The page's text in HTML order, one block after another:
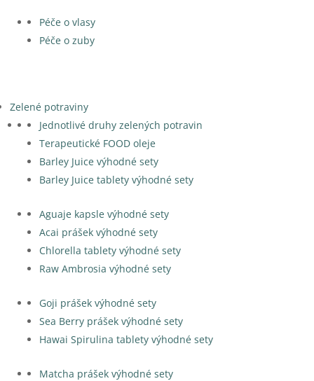
Péče o vlasy
Péče o zuby
Zelené potraviny
Jednotlivé druhy zelených potravin
Terapeutické FOOD oleje
Barley Juice výhodné sety
Barley Juice tablety výhodné sety
Aguaje kapsle výhodné sety
Acai prášek výhodné sety
Chlorella tablety výhodné sety
Raw Ambrosia výhodné sety
Goji prášek výhodné sety
Sea Berry prášek výhodné sety
Hawai Spirulina tablety výhodné sety
Matcha prášek výhodné sety